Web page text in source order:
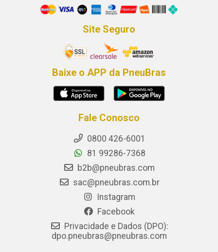
Site Seguro
Baixe o APP da PneuBras
Fale Conosco
0800 426-6001
81 99286-7368
b2b@pneubras.com
sac@pneubras.com.br
Instagram
Facebook
Privacidade e Dados (DPO):
dpo.pneubras@pneubras.com